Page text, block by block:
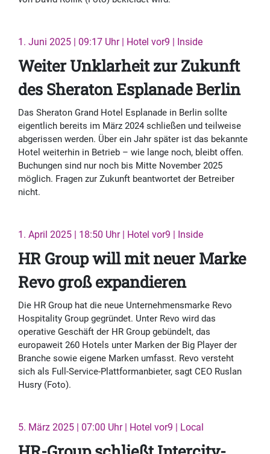
1. Juni 2025 | 09:17 Uhr | Hotel vor9 | Inside
Weiter Unklarheit zur Zukunft
des Sheraton Esplanade Berlin
Das Sheraton Grand Hotel Esplanade in Berlin sollte
eigentlich bereits im März 2024 schließen und teilweise
abgerissen werden. Über ein Jahr später ist das bekannte
Hotel weiterhin in Betrieb – wie lange noch, bleibt offen.
Buchungen sind nur noch bis Mitte November 2025
möglich. Fragen zur Zukunft beantwortet der Betreiber
nicht.
1. April 2025 | 18:50 Uhr | Hotel vor9 | Inside
HR Group will mit neuer Marke
Revo groß expandieren
Die HR Group hat die neue Unternehmensmarke Revo
Hospitality Group gegründet. Unter Revo wird das
operative Geschäft der HR Group gebündelt, das
europaweit 260 Hotels unter Marken der Big Player der
Branche sowie eigene Marken umfasst. Revo versteht
sich als Full-Service-Plattformanbieter, sagt CEO Ruslan
Husry (Foto).
5. März 2025 | 07:00 Uhr | Hotel vor9 | Local